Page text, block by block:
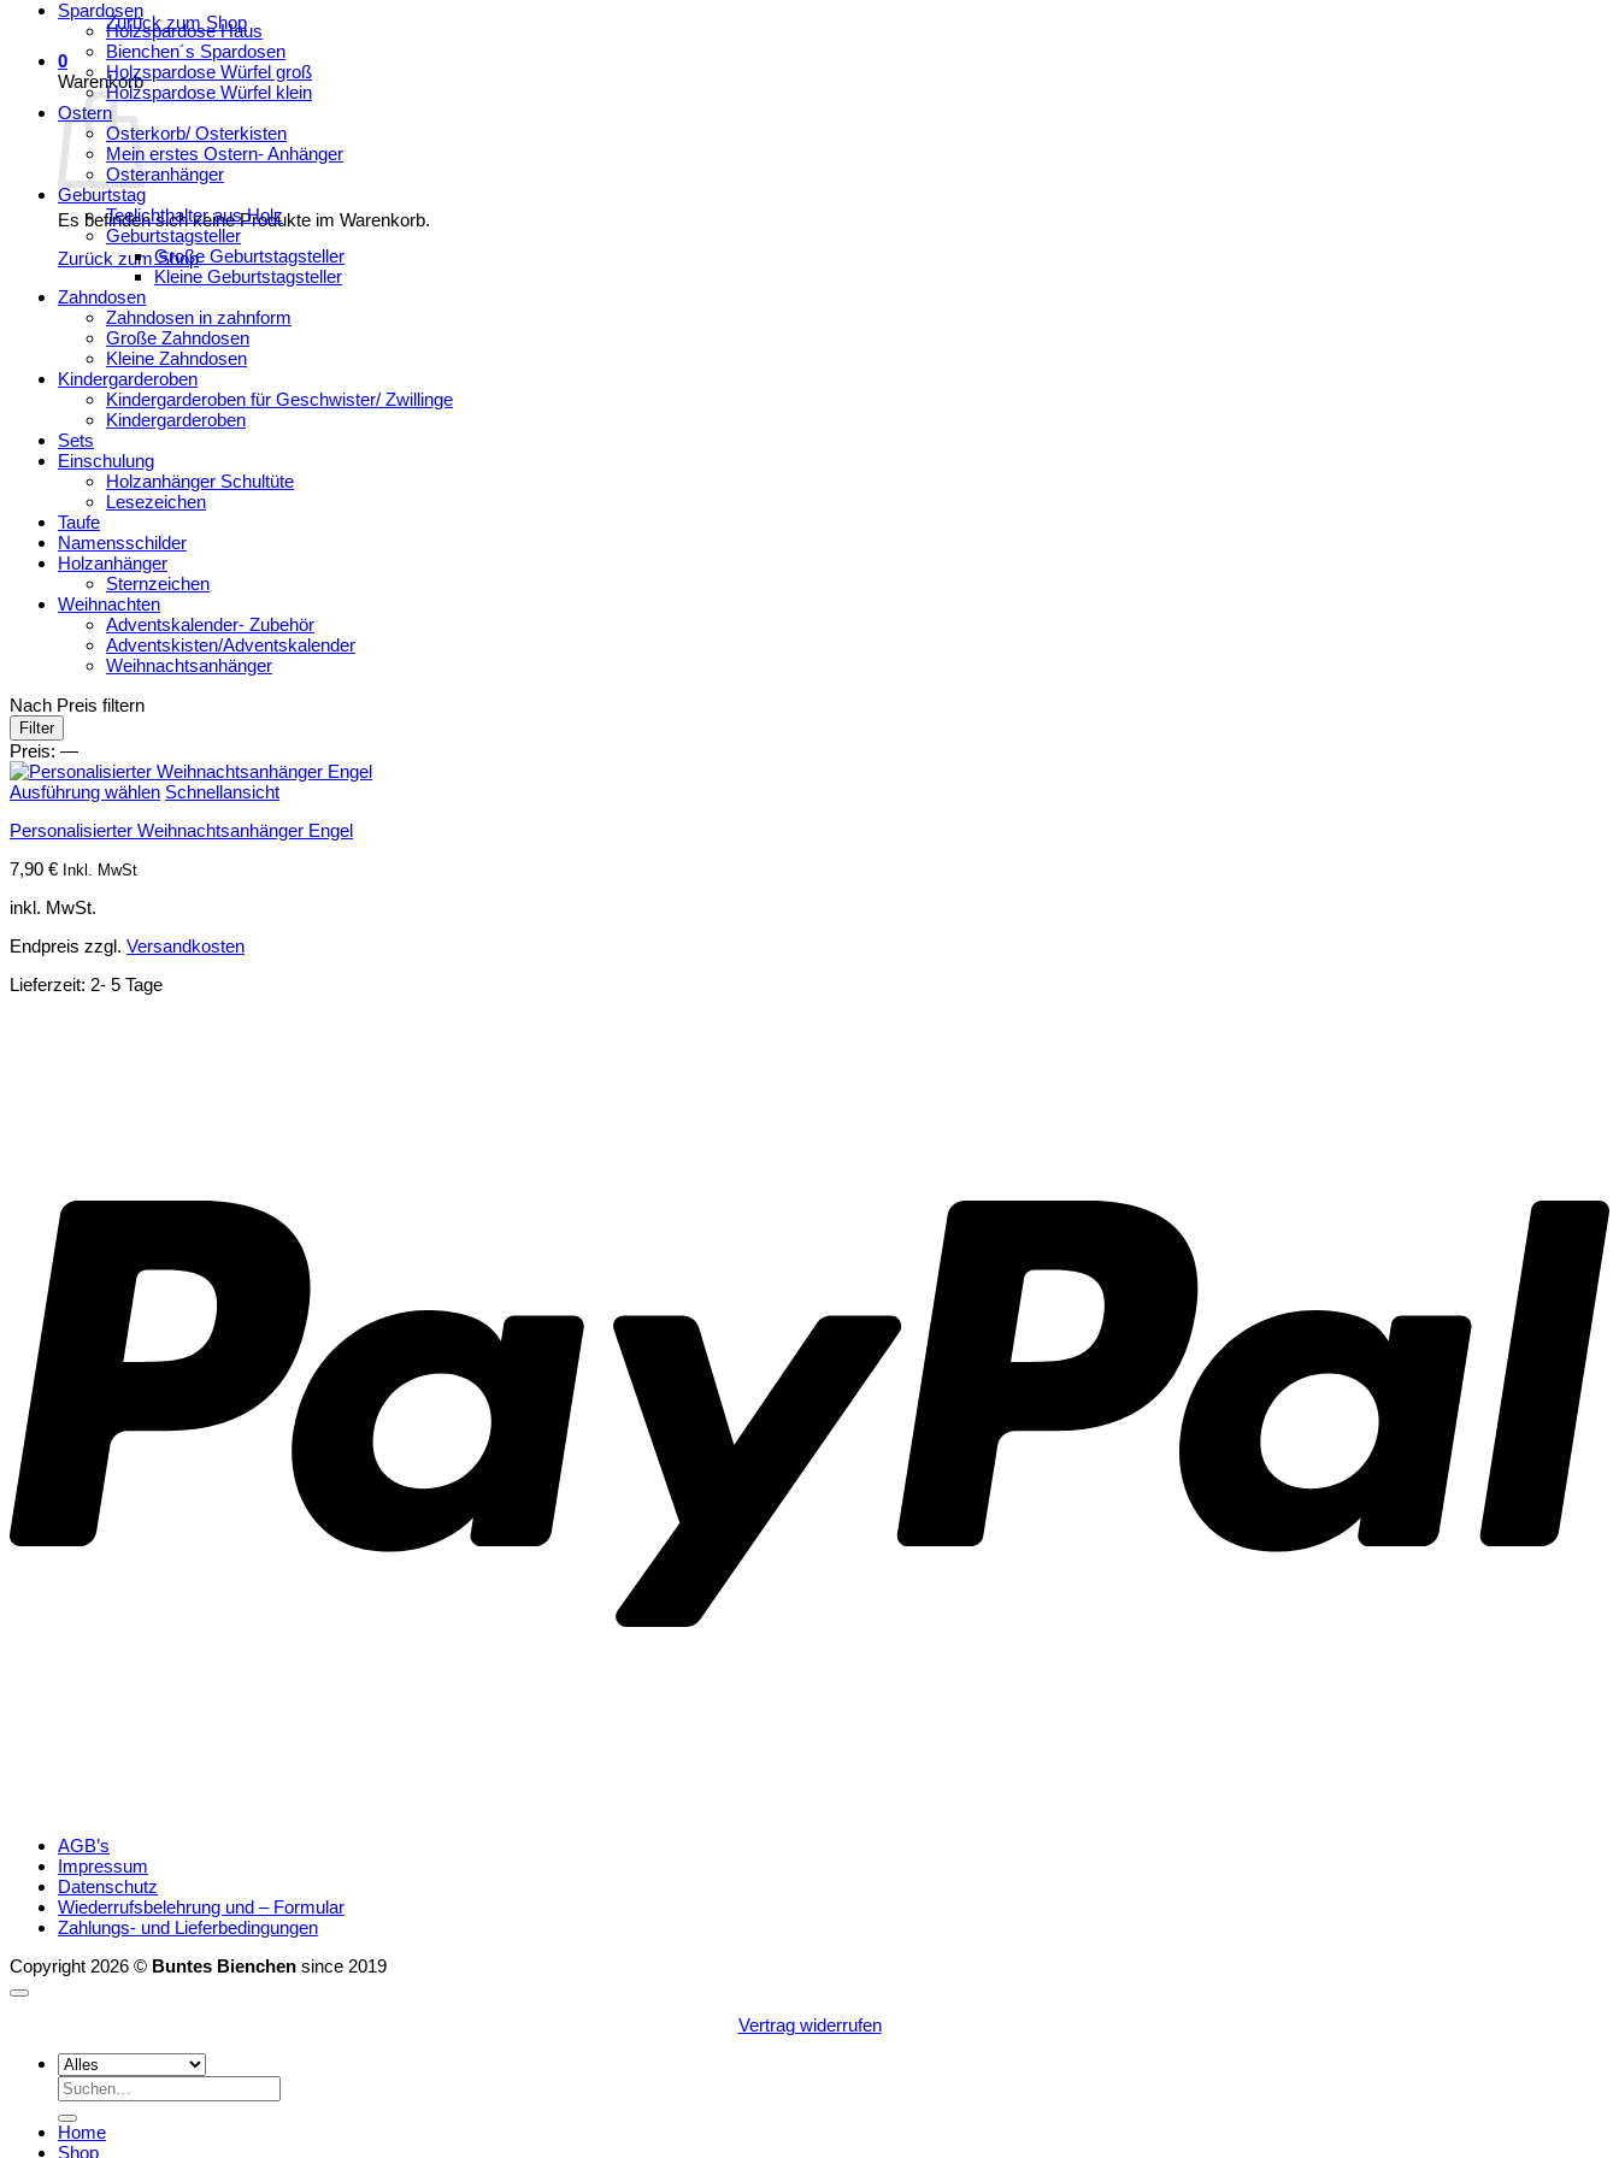
Zurück zum Shop
0
Warenkorb
Es befinden sich keine Produkte im Warenkorb.
Zurück zum Shop
Spardosen
Holzspardose Haus
Bienchen´s Spardosen
Holzspardose Würfel groß
Holzspardose Würfel klein
Ostern
Osterkorb/ Osterkisten
Mein erstes Ostern- Anhänger
Osteranhänger
Geburtstag
Teelichthalter aus Holz
Geburtstagsteller
Große Geburtstagsteller
Kleine Geburtstagsteller
Zahndosen
Zahndosen in zahnform
Große Zahndosen
Kleine Zahndosen
Kindergarderoben
Kindergarderoben für Geschwister/ Zwillinge
Kindergarderoben
Sets
Einschulung
Holzanhänger Schultüte
Lesezeichen
Taufe
Namensschilder
Holzanhänger
Sternzeichen
Weihnachten
Adventskalender- Zubehör
Adventskisten/Adventskalender
Weihnachtsanhänger
Nach Preis filtern
Min.
Preis
Max.
Preis
Filter
Preis: —
Ausführung wählen Schnellansicht
Personalisierter Weihnachtsanhänger Engel
7,90 € Inkl. MwSt
inkl. MwSt.
Endpreis zzgl. Versandkosten
Lieferzeit: 2- 5 Tage
AGB’s
Impressum
Datenschutz
Wiederrufsbelehrung und – Formular
Zahlungs- und Lieferbedingungen
Copyright 2026 © Buntes Bienchen since 2019
Vertrag widerrufen
Suchen
nach:
Home
Shop